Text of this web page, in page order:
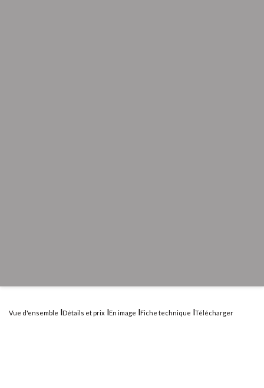
Vue d'ensemble Détails et prix En image Fiche technique Télécharger